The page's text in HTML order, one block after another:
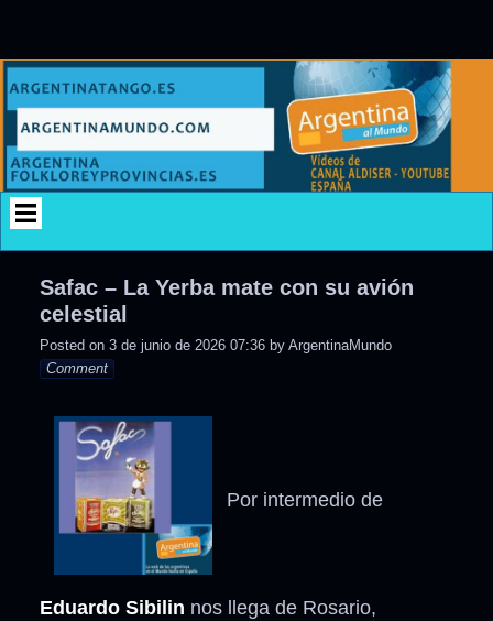
content
Safac – La Yerba mate con su avión
celestial
Posted on 3 de junio de 2026 07:36 by ArgentinaMundo
Comment
Por intermedio de
Eduardo Sibilin nos llega de Rosario,